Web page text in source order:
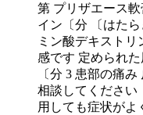
第 プリザエース
イン〔分 〔はた
ミン酸デキストリ
感です 定められ
〔分 3 患部の痛
相談してください
用しても症状がよ